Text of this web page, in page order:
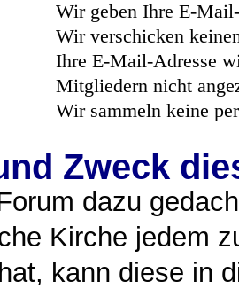
Wir geben Ihre E-
Wir verschicken
Ihre E-Mail-Adresse
Mitgliedern nicht
Wir sammeln keine
Zweck
dazu
Kirche jedem
kann diese in